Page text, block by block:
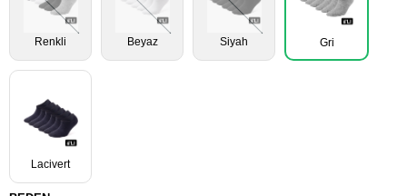
Renkli Beyaz Siyah Gri
Lacivert